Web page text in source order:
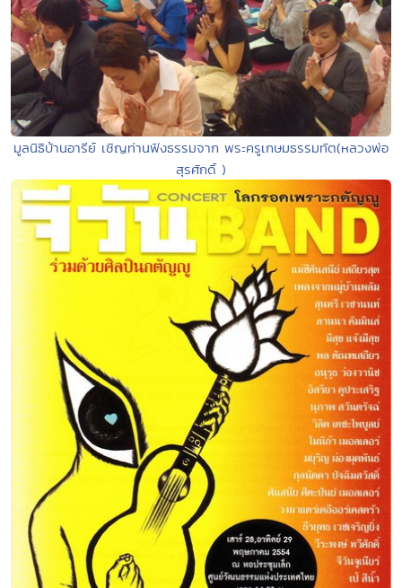
มูลนิธิบ้านอารีย์ เชิญท่านฟังธรรมจาก พระครูเกษมธรรมทัต(หลวงพ่อ
สุรศักดิ์ )